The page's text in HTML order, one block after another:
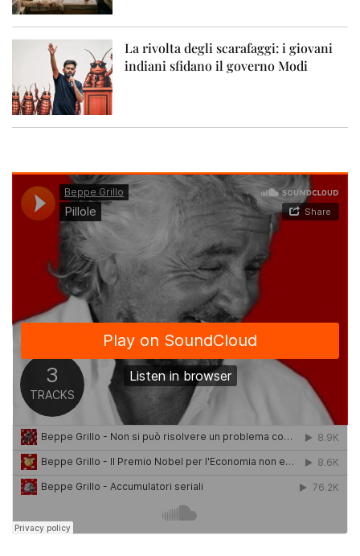
La rivolta degli scarafaggi: i giovani
indiani sfidano il governo Modi